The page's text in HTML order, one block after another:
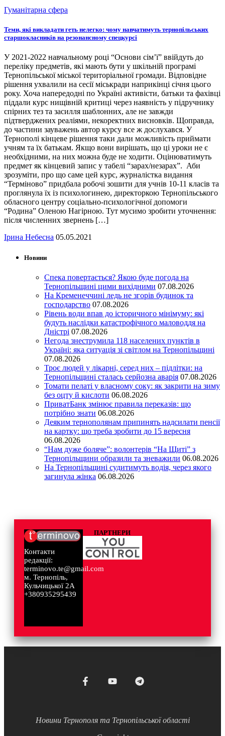
Гуманітарна сфера
Теми, які викладати геть нелегко: чому навчатимуть тернопільських
старшокласників на резонансному спецкурсі
У 2021-2022 навчальному році “Основи сім’ї” ввійдуть до
переліку предметів, які мають бути у шкільній програмі
Тернопільської міської територіальної громади. Відповідне
рішення ухвалили на сесії міськради наприкінці січня цього
року. Хоча напередодні по Україні активісти, батьки та фахівці
піддали курс нищівній критиці через наявність у підручнику
спірних тез та засилля шаблонних, але не завжди
підтверджених реаліями, некоректних висновків. Щоправда,
до частини зауважень автор курсу все ж дослухався. У
Тернополі кінцеве рішення таки дали можливість приймати
учням та їх батькам. Якщо вони вирішать, що ці уроки не є
необхідними, на них можна буде не ходити. Оцінюватимуть
предмет як кінцевий запис у табелі “зарах/незарах”. Аби
зрозуміти, про що саме цей курс, журналістка видання
“Терміново” придбала робочі зошити для учнів 10-11 класів та
проглянула їх із психологинею, директоркою Тернопільського
обласного центру соціально-психологічної допомоги
“Родина” Оленою Нагірною. Тут мусимо зробити уточнення:
після численних звернень […]
Ірина Небесна 05.05.2021
Новини
Спека повертається? Якою буде погода на
Тернопільщині цими вихідними 07.08.2026
На Кременеччині ледь не згорів будинок та
господарство 07.08.2026
Рівень води впав до історичного мінімуму: які
будуть наслідки катастрофічного маловоддя на
Дністрі 07.08.2026
Негода знеструмила 118 населених пунктів в
Україні: яка ситуація зі світлом на Тернопільщині
07.08.2026
Троє людей у лікарні, серед них – підлітки: на
Тернопільщині сталась серйозна аварія 07.08.2026
Томати пелаті у власному соку: як закрити на зиму
без оцту й кислоти 06.08.2026
ПриватБанк змінює правила переказів: що
потрібно знати 06.08.2026
Деяким тернополянам припинять надсилати пенсії
на картку: що треба зробити до 15 вересня
06.08.2026
“Нам дуже боляче”: волонтерів “На Щиті” з
Тернопільщини образили та зневажили 06.08.2026
На Тернопільщині судитимуть водія, через якого
загинула жінка 06.08.2026
Контакти
редакції:
terminovo.te@gmail.com
м. Тернопіль,
Кульчицької 2А
+380935295439
ПАРТНЕРИ
Новини Тернополя та Тернопільської області